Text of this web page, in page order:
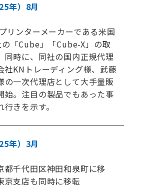
年） 8月
リンターメーカーである米国
「Cube」「Cube-X」の取
同時に、同社の国内正規代理
社KNトレーディング様、武藤
の一次代理店として大手量販
始。注目の製品でもあった事
きを示す。
年） 3月
都千代田区神田和泉町に移
京支店も同時に移転